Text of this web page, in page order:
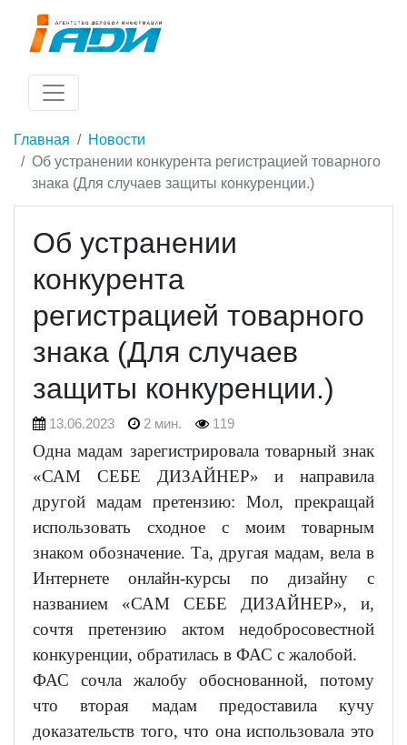
Главная
Новости
Об устранении конкурента регистрацией товарного
знака (Для случаев защиты конкуренции.)
Об устранении
конкурента
регистрацией товарного
знака (Для случаев
защиты конкуренции.)
13.06.2023 2 мин. 119
Одна мадам зарегистрировала товарный знак
«САМ СЕБЕ ДИЗАЙНЕР» и направила
другой мадам претензию: Мол, прекращай
использовать сходное с моим товарным
знаком обозначение. Та, другая мадам, вела в
Интернете онлайн-курсы по дизайну с
названием «САМ СЕБЕ ДИЗАЙНЕР», и,
сочтя претензию актом недобросовестной
конкуренции, обратилась в ФАС с жалобой.
ФАС сочла жалобу обоснованной, потому
что вторая мадам предоставила кучу
доказательств того, что она использовала это